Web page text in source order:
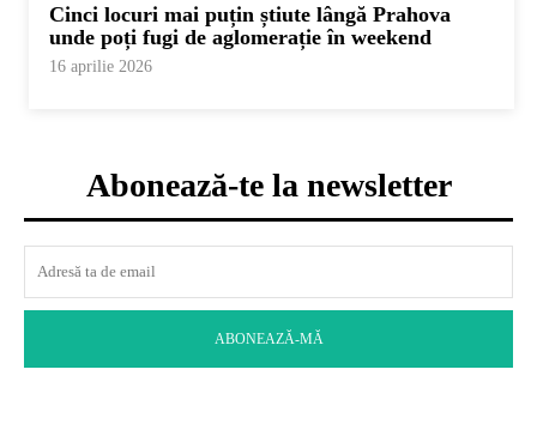
Cinci locuri mai puțin știute lângă Prahova
unde poți fugi de aglomerație în weekend
16 aprilie 2026
Abonează-te la newsletter
ABONEAZĂ-MĂ